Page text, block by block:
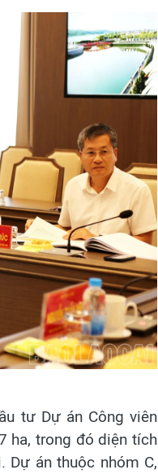
tư Dự án Công viên
ha, trong đó diện tích
Dự án thuộc nhóm C,